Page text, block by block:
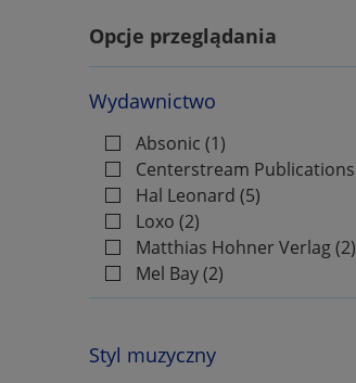
Opcje przeglądania
Wydawnictwo
Absonic (1)
Centerstream Publications
Hal Leonard (5)
Loxo (2)
Matthias Hohner Verlag(2)
Mel Bay(2)
Styl muzyczny